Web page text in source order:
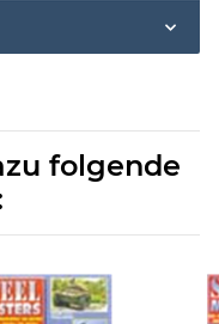
folgende